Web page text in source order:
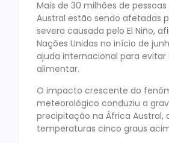
Mais de 30 milhões de
Austral estão sendo afetadas
severa causada pelo El Niño,
Nações Unidas no início de
ajuda internacional para evitar
alimentar.
O impacto crescente do
meteorológico conduziu a
precipitação na África Austral,
temperaturas cinco graus